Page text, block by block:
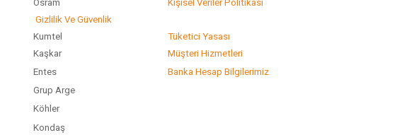
Osram Kişisel Veriler Politikası
Gizlilik Ve Güvenlik
Kumtel Tüketici Yasası
Kaşkar
Müşteri Hizmetleri
Entes
Banka Hesap Bilgilerimiz
Grup Arge
Köhler
Kondaş